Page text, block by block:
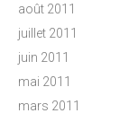
août 2011
juillet 2011
juin 2011
mai 2011
mars 2011